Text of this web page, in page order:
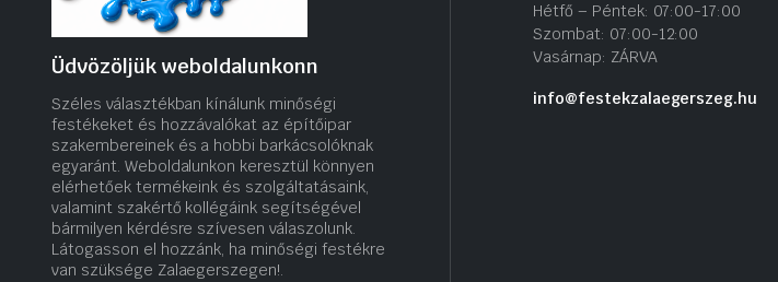
Üdvözöljük weboldalunkonn
Széles választékban kínálunk minőségi
festékeket és hozzávalókat az építőipar
szakembereinek és a hobbi barkácsolóknak
egyaránt. Weboldalunkon keresztül könnyen
elérhetőek termékeink és szolgáltatásaink,
valamint szakértő kollégáink segítségével
bármilyen kérdésre szívesen válaszolunk.
Látogasson el hozzánk, ha minőségi festékre
van szüksége Zalaegerszegen!.
Hétfő – Péntek: 07:00-17:00
Szombat: 07:00-12:00
Vasárnap: ZÁRVA
info@festekzalaegerszeg.hu